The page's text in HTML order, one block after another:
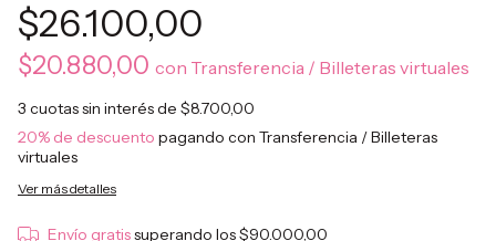
$26.100,00
$20.880,00 con Transferencia / Billeteras virtuales
3 cuotas sin interés de $8.700,00
20% de descuento pagando con Transferencia / Billeteras
virtuales
Ver más detalles
Envío gratissuperando los$90.000,00